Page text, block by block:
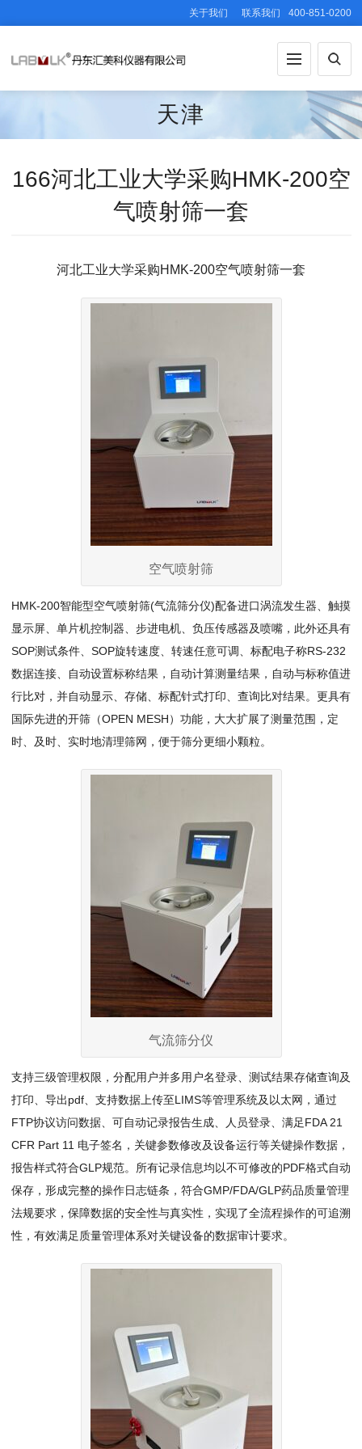
关于我们 联系我们 400-851-0200
天津
166河北工业大学采购HMK-200空
气喷射筛一套
河北工业大学采购HMK-200空气喷射筛一套
空气喷射筛
HMK-200智能型空气喷射筛(气流筛分仪)配备进口涡流发生器、触摸
显示屏、单片机控制器、步进电机、负压传感器及喷嘴，此外还具有
SOP测试条件、SOP旋转速度、转速任意可调、标配电子称RS-232
数据连接、自动设置标称结果，自动计算测量结果，自动与标称值进
行比对，并自动显示、存储、标配针式打印、查询比对结果。更具有
国际先进的开筛（OPEN MESH）功能，大大扩展了测量范围，定
时、及时、实时地清理筛网，便于筛分更细小颗粒。
气流筛分仪
支持三级管理权限，分配用户并多用户名登录、测试结果存储查询及
打印、导出pdf、支持数据上传至LIMS等管理系统及以太网，通过
FTP协议访问数据、可自动记录报告生成、人员登录、满足‌FDA 21
CFR Part 11‌ 电子签名，关键参数修改及设备运行等关键操作数据，
报告样式符合GLP规范。所有记录信息均以不可修改的PDF格式自动
保存，形成完整的操作日志链条，符合GMP/FDA/GLP药品质量管理
法规要求，保障数据的安全性与真实性，实现了全流程操作的可追溯
性，有效满足质量管理体系对关键设备的数据审计要求。